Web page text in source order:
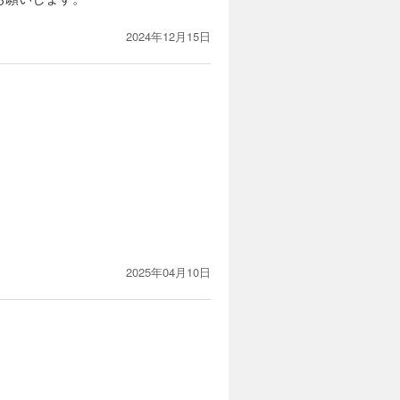
2024年12月15日
2025年04月10日